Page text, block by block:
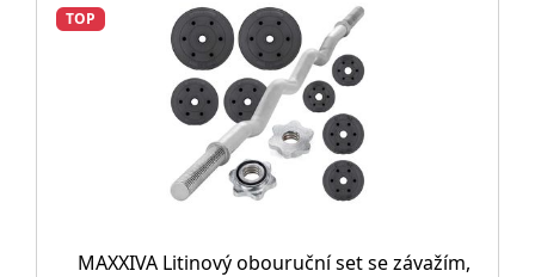
TOP
MAXXIVA Litinový obouruční set se závažím,